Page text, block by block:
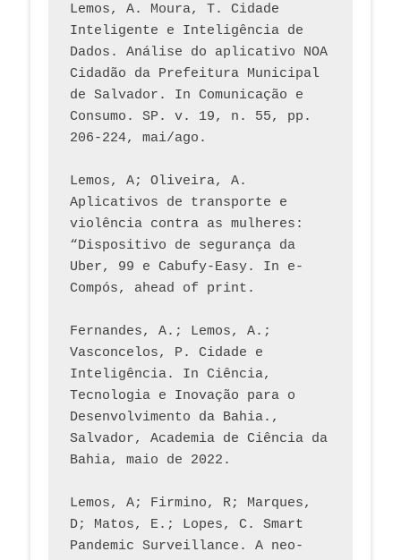
Lemos, A. Moura, T. Cidade
Inteligente e Inteligência de
Dados. Análise do aplicativo NOA
Cidadão da Prefeitura Municipal
de Salvador. In Comunicação e
Consumo. SP. v. 19, n. 55, pp.
206-224, mai/ago.
Lemos, A; Oliveira, A.
Aplicativos de transporte e
violência contra as mulheres:
“Dispositivo de segurança da
Uber, 99 e Cabufy-Easy. In e-
Compós, ahead of print.
Fernandes, A.; Lemos, A.;
Vasconcelos, P. Cidade e
Inteligência. In Ciência,
Tecnologia e Inovação para o
Desenvolvimento da Bahia.,
Salvador, Academia de Ciência da
Bahia, maio de 2022.
Lemos, A; Firmino, R; Marques,
D; Matos, E.; Lopes, C. Smart
Pandemic Surveillance. A neo-